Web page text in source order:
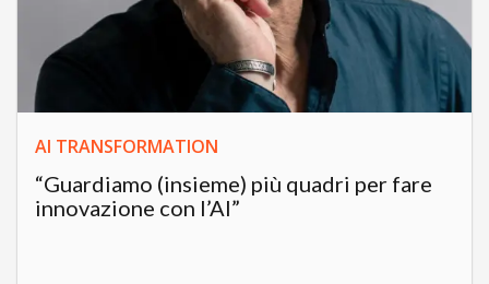
AI TRANSFORMATION
“Guardiamo (insieme) più quadri per fare
innovazione con l’AI”